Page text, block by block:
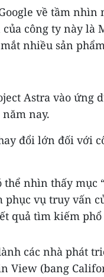
về tầm nhìn
công ty này là
nhiều sản
Astra vào ứng
nay.
đổi lớn đối với
nhìn thấy mục
phục vụ truy vấn
quả tìm kiếm
các nhà phát
View (bang